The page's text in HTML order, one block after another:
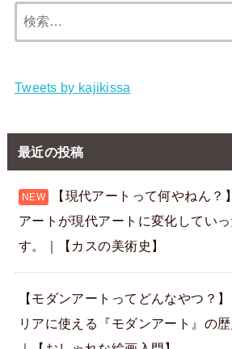
索:
Tweets by kajikissa
最近の投稿
【現代アートって何やねん？
アートが現代アートに変化してい
す。｜【カスの美術史】
【モダンアートってどんなやつ？
リアに使える『モダンアート』の歴